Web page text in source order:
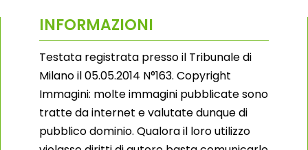
INFORMAZIONI
Testata registrata presso il Tribunale di
Milano il 05.05.2014 N°163. Copyright
Immagini: molte immagini pubblicate sono
tratte da internet e valutate dunque di
pubblico dominio. Qualora il loro utilizzo